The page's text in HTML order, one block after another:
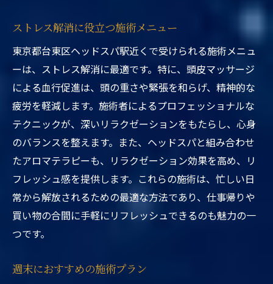
ストレス解消に役立つ施術メニュー
東京都台東区ヘッドスパ駅近くで受けられる施術メニュ
ーは、ストレス解消に最適です。特に、頭皮マッサージ
による血行促進は、頭の重さや緊張を和らげ、精神的な
疲労を軽減します。施術者によるプロフェッショナルな
テクニックが、深いリラクゼーションをもたらし、心身
のバランスを整えます。また、ヘッドスパと組み合わせ
たアロマテラピーも、リラクゼーション効果を高め、リ
フレッシュ感を提供します。これらの施術は、忙しい日
常から解放されるための最適な方法であり、仕事帰りや
買い物の合間に手軽にリフレッシュできるのも魅力の一
つです。
週末におすすめの施術プラン